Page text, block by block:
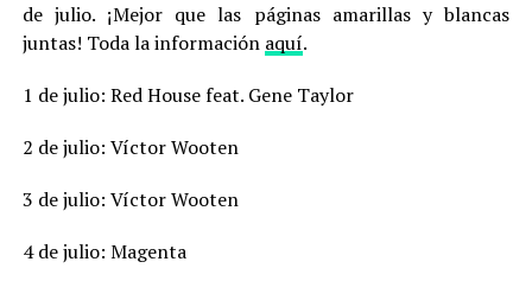
de julio. ¡Mejor que las páginas amarillas y blancas
juntas! Toda la información aquí.
1 de julio: Red House feat. Gene Taylor
2 de julio: Víctor Wooten
3 de julio: Víctor Wooten
4 de julio: Magenta